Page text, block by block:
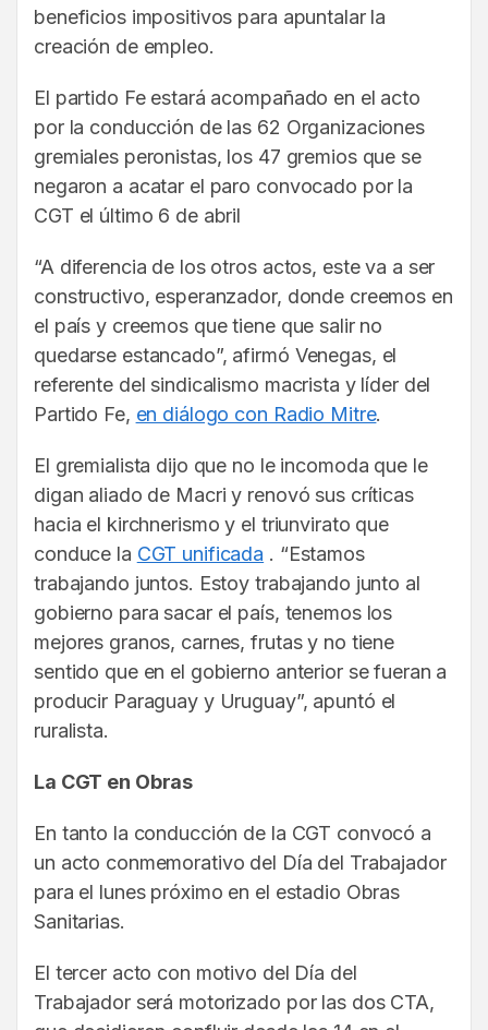
beneficios impositivos para apuntalar la
creación de empleo.
El partido Fe estará acompañado en el acto
por la conducción de las 62 Organizaciones
gremiales peronistas, los 47 gremios que se
negaron a acatar el paro convocado por la
CGT el último 6 de abril
“A diferencia de los otros actos, este va a ser
constructivo, esperanzador, donde creemos en
el país y creemos que tiene que salir no
quedarse estancado”, afirmó Venegas, el
referente del sindicalismo macrista y líder del
Partido Fe, en diálogo con Radio Mitre.
El gremialista dijo que no le incomoda que le
digan aliado de Macri y renovó sus críticas
hacia el kirchnerismo y el triunvirato que
conduce la CGT unificada . “Estamos
trabajando juntos. Estoy trabajando junto al
gobierno para sacar el país, tenemos los
mejores granos, carnes, frutas y no tiene
sentido que en el gobierno anterior se fueran a
producir Paraguay y Uruguay”, apuntó el
ruralista.
La CGT en Obras
En tanto la conducción de la CGT convocó a
un acto conmemorativo del Día del Trabajador
para el lunes próximo en el estadio Obras
Sanitarias.
El tercer acto con motivo del Día del
Trabajador será motorizado por las dos CTA,